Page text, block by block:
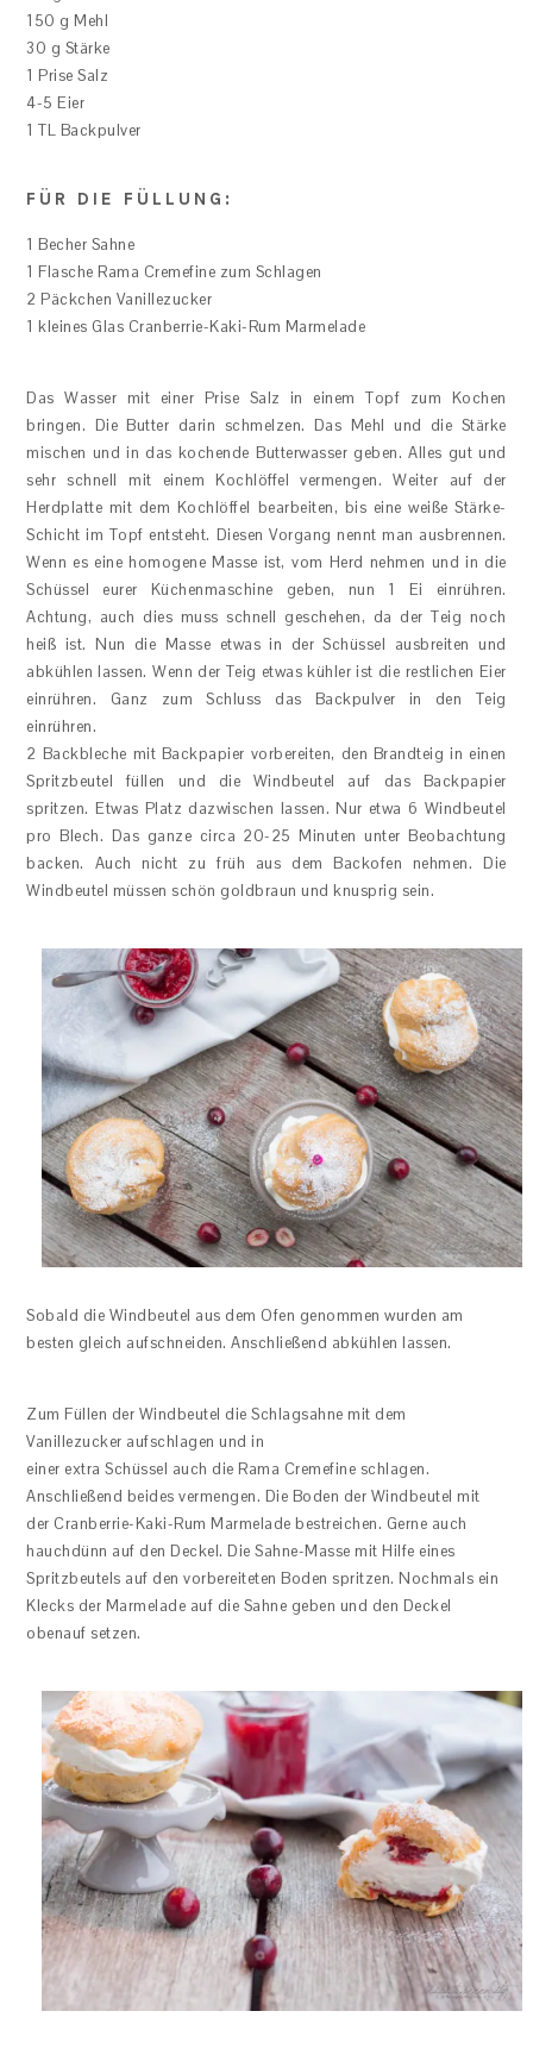
150 g Mehl
30 g Stärke
1 Prise Salz
4-5 Eier
1 TL Backpulver
FÜR DIE FÜLLUNG:
1 Becher Sahne
1 Flasche Rama Cremefine zum Schlagen
2 Päckchen Vanillezucker
1 kleines Glas Cranberrie-Kaki-Rum Marmelade
Das Wasser mit einer Prise Salz in einem Topf zum Kochen
bringen. Die Butter darin schmelzen. Das Mehl und die Stärke
mischen und in das kochende Butterwasser geben. Alles gut und
sehr schnell mit einem Kochlöffel vermengen. Weiter auf der
Herdplatte mit dem Kochlöffel bearbeiten, bis eine weiße Stärke-
Schicht im Topf entsteht. Diesen Vorgang nennt man ausbrennen.
Wenn es eine homogene Masse ist, vom Herd nehmen und in die
Schüssel eurer Küchenmaschine geben, nun 1 Ei einrühren.
Achtung, auch dies muss schnell geschehen, da der Teig noch
heiß ist. Nun die Masse etwas in der Schüssel ausbreiten und
abkühlen lassen. Wenn der Teig etwas kühler ist die restlichen Eier
einrühren. Ganz zum Schluss das Backpulver in den Teig
einrühren.
2 Backbleche mit Backpapier vorbereiten, den Brandteig in einen
Spritzbeutel füllen und die Windbeutel auf das Backpapier
spritzen. Etwas Platz dazwischen lassen. Nur etwa 6 Windbeutel
pro Blech. Das ganze circa 20-25 Minuten unter Beobachtung
backen. Auch nicht zu früh aus dem Backofen nehmen. Die
Windbeutel müssen schön goldbraun und knusprig sein.
Sobald die Windbeutel aus dem Ofen genommen wurden am
besten gleich aufschneiden. Anschließend abkühlen lassen.
Zum Füllen der Windbeutel die Schlagsahne mit dem
Vanillezucker aufschlagen und in
einer extra Schüssel auch die Rama Cremefine schlagen.
Anschließend beides vermengen. Die Boden der Windbeutel mit
der Cranberrie-Kaki-Rum Marmelade bestreichen. Gerne auch
hauchdünn auf den Deckel. Die Sahne-Masse mit Hilfe eines
Spritzbeutels auf den vorbereiteten Boden spritzen. Nochmals ein
Klecks der Marmelade auf die Sahne geben und den Deckel
obenauf setzen.